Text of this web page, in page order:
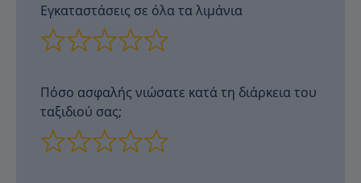
Εγκαταστάσεις σε όλα τα λιμάνια
Πόσο ασφαλής νιώσατε κατά τη διάρκεια του
ταξιδιού σας;